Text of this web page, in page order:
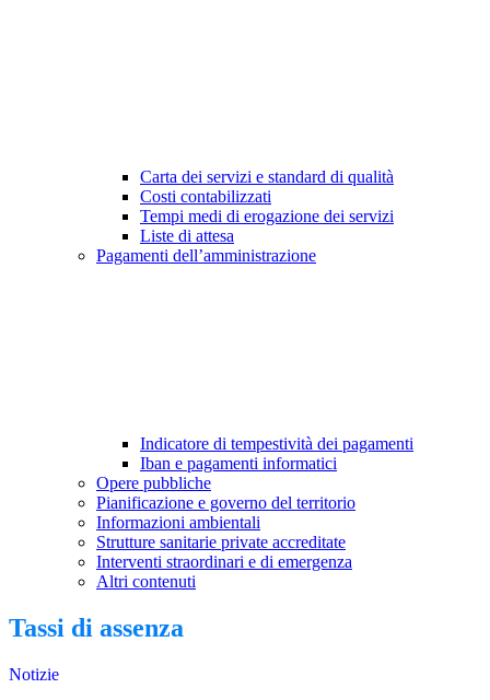
Carta dei servizi e standard di qualità
Costi contabilizzati
Tempi medi di erogazione dei servizi
Liste di attesa
Pagamenti dell’amministrazione
Indicatore di tempestività dei pagamenti
Iban e pagamenti informatici
Opere pubbliche
Pianificazione e governo del territorio
Informazioni ambientali
Strutture sanitarie private accreditate
Interventi straordinari e di emergenza
Altri contenuti
Tassi di assenza
Notizie